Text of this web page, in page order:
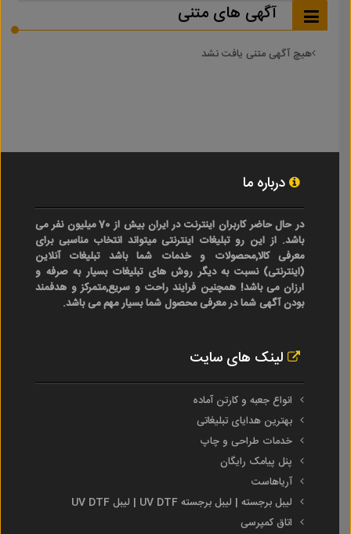
آگهی های متنی
هیچ آگهی متنی یافت نشد
درباره ما
در حال حاضر کاربران اینترنت در ایران بیش از 70 میلیون نفر می
باشد. از این رو تبلیغات اینترنتی میتواند انتخاب مناسبی برای
معرفی کالا,محصولات و خدمات شما باشد تبلیغات آنلاین
(اینترنتی) نسبت به دیگر روش های تبلیغات بسیار به صرفه و
ارزان می باشد! همچنین فرایند راحت و سریع,متمرکز و هدفمند
بودن آگهی شما در معرفی محصول شما بسیار مهم می باشد.
لینک های سایت
انواع جعبه و کارتن آماده
بهترین هدایای تبلیغاتی
خدمات طراحی و چاپ
پنل پیامک رایگان
آریاهاست
لیبل برجسته | لیبل برجسته UV DTF | لیبل UV DTF
اتاق کمپرسی